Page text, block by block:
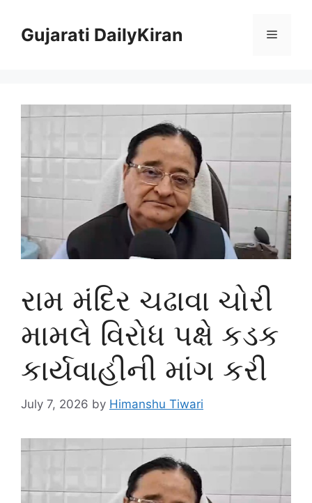
contentGujarati DailyKiran Menu
રામ મંદિર ચઢાવા ચોરી
મામલે વિરોધ પક્ષે કડક
કાર્યવાહીની માંગ કરી
July 7, 2026 by Himanshu Tiwari